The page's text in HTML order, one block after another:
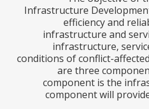
Infrastructure
efficiency
infrastructure
conditions of conflict-
are three
component is
component will